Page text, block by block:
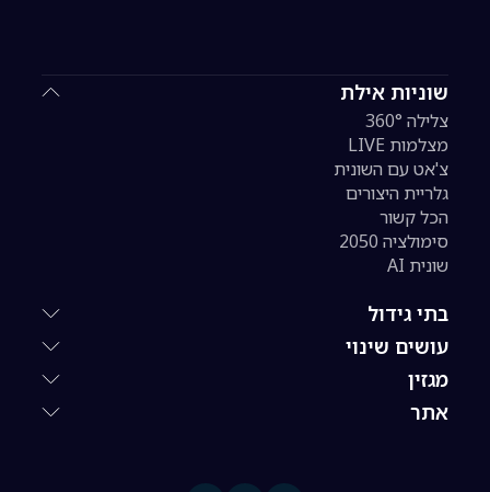
שוניות אילת
צלילה 360°
מצלמות LIVE
צ'אט עם השונית
גלריית היצורים
הכל קשור
סימולציה 2050
שונית AI
בתי גידול
עושים שינוי
מגזין
אתר